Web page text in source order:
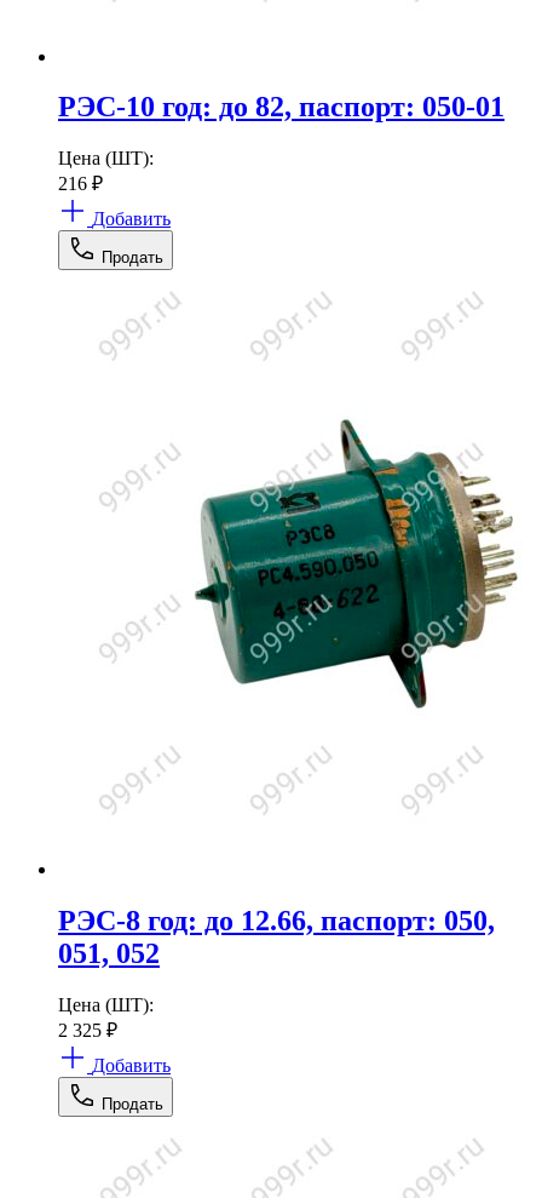
РЭС-10 год: до 82, паспорт: 050-01
Цена (ШТ):
216 ₽
Добавить
Продать
РЭС-8 год: до 12.66, паспорт: 050,
051, 052
Цена (ШТ):
2 325 ₽
Добавить
Продать